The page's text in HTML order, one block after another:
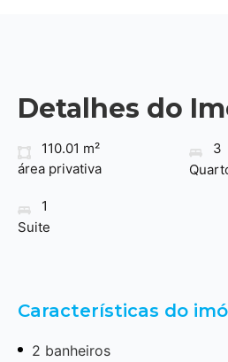
Detalhes do
110.01 m²
área privativa
3
1
Suite
Características do
2 banheiros